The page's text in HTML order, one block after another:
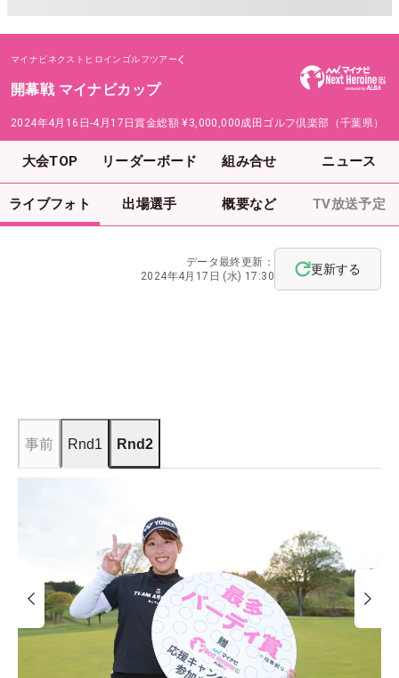
マイナビネクストヒロインゴルフツアー
開幕戦 マイナビカップ
2024年4月16日-4月17日賞金総額 ¥3,000,000成田ゴルフ倶楽部（千葉県）
大会TOP リーダーボード 組み合せ ニュース
ライブフォト 出場選手 概要など TV放送予定
データ最終更新：
2024年4月17日 (水) 17:30
更新する
事前 Rnd1 Rnd2